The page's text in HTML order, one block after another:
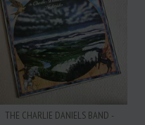
THE CHARLIE DANIELS BAND -